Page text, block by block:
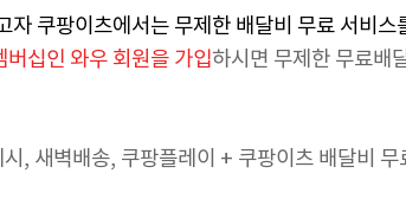
자 쿠팡이츠에서는 무제한 배달비 무료 서비
버십인 와우 회원을 가입하시면 무제한 무료배
, 새벽배송, 쿠팡플레이 + 쿠팡이츠 배달비 무